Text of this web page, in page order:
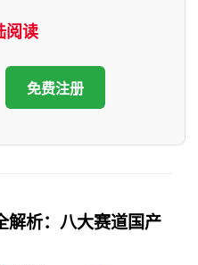
阅读
免费注册
解析：八大赛道国产